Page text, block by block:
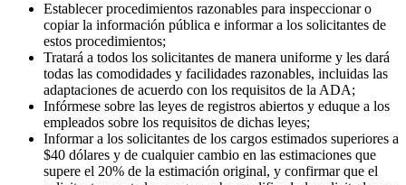
Establecer procedimientos razonables para inspeccionar o
copiar la información pública e informar a los solicitantes de
estos procedimientos;
Tratará a todos los solicitantes de manera uniforme y les dará
todas las comodidades y facilidades razonables, incluidas las
adaptaciones de acuerdo con los requisitos de la ADA;
Infórmese sobre las leyes de registros abiertos y eduque a los
empleados sobre los requisitos de dichas leyes;
Informar a los solicitantes de los cargos estimados superiores a
$40 dólares y de cualquier cambio en las estimaciones que
supere el 20% de la estimación original, y confirmar que el